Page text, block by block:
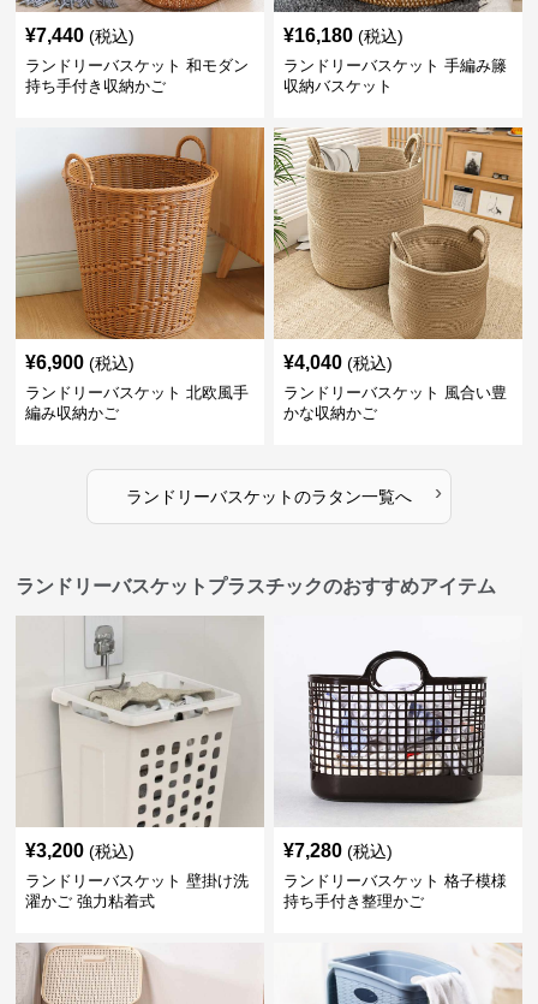
¥7,440 (税込)
ランドリーバスケット 和モダン
持ち手付き収納かご
¥16,180 (税込)
ランドリーバスケット 手編み籐
収納バスケット
¥6,900 (税込)
ランドリーバスケット 北欧風手
編み収納かご
¥4,040 (税込)
ランドリーバスケット 風合い豊
かな収納かご
ランドリーバスケットのラタン一覧へ ›
ランドリーバスケットプラスチックのおすすめアイテム
¥3,200 (税込)
ランドリーバスケット 壁掛け洗
濯かご 強力粘着式
¥7,280 (税込)
ランドリーバスケット 格子模様
持ち手付き整理かご